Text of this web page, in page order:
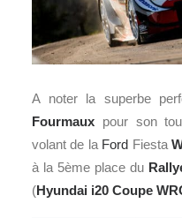
A noter la superbe
Fourmaux pour son
volant de la Ford Fiesta
à la 5ème place du
(Hyundai i20 Coupe